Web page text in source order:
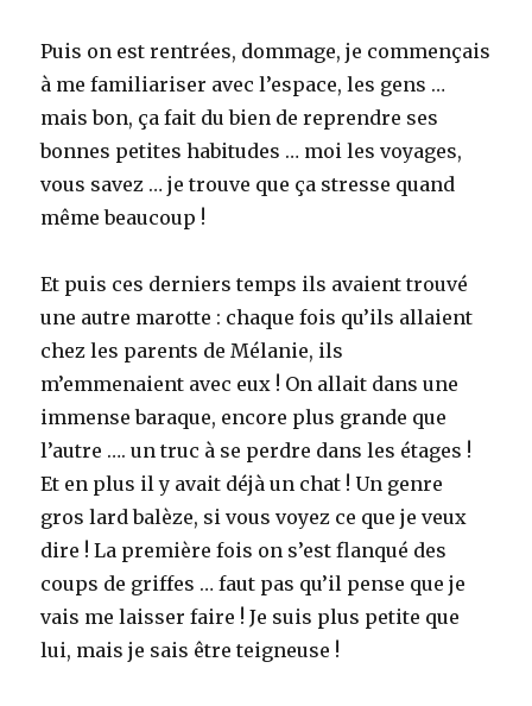
Puis on est rentrées, dommage, je commençais
à me familiariser avec l’espace, les gens …
mais bon, ça fait du bien de reprendre ses
bonnes petites habitudes … moi les voyages,
vous savez … je trouve que ça stresse quand
même beaucoup !
Et puis ces derniers temps ils avaient trouvé
une autre marotte : chaque fois qu’ils allaient
chez les parents de Mélanie, ils
m’emmenaient avec eux ! On allait dans une
immense baraque, encore plus grande que
l’autre …. un truc à se perdre dans les étages !
Et en plus il y avait déjà un chat ! Un genre
gros lard balèze, si vous voyez ce que je veux
dire ! La première fois on s’est flanqué des
coups de griffes … faut pas qu’il pense que je
vais me laisser faire ! Je suis plus petite que
lui, mais je sais être teigneuse !